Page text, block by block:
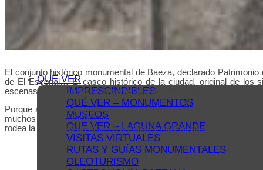
QUÉ VER
IMPRESCINDIBLES
QUÉ VER – MONUMENTOS
MUSEOS
QUÉ VER – LAGUNA GRANDE
VISITAS VIRTUALES
RUTAS Y GUÍAS MONUMENTALES
OLEOTURISMO
El conjunto histórico monumental de Baeza, declarado
de El Escorial… El casco histórico de la ciudad, original de los
escenas de época y ser un perfecto escenario para películas y
Porque adentrarse en Baeza es trasladarse al Renacimiento y
muchos edificios facilita las escenas de interior en palacios,
rodea la ciudad es un entorno perfecto y muy cuidado, apto para